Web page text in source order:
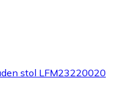
stol LFM23220020